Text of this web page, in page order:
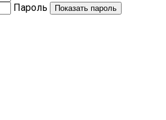
Пароль
Показать пароль